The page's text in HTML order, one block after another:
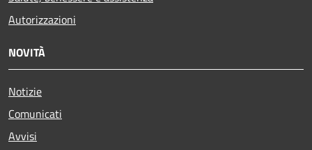
Autorizzazioni
NOVITÀ
Notizie
Comunicati
Avvisi